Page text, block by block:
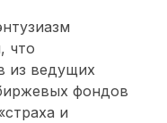
что
из ведущих
фондов
и